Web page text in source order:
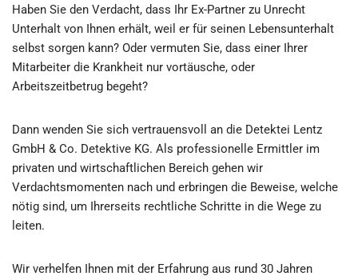
Haben Sie den Verdacht, dass Ihr Ex-Partner zu Unrecht
Unterhalt von Ihnen erhält, weil er für seinen Lebensunterhalt
selbst sorgen kann? Oder vermuten Sie, dass einer Ihrer
Mitarbeiter die Krankheit nur vortäusche, oder
Arbeitszeitbetrug begeht?
Dann wenden Sie sich vertrauensvoll an die Detektei Lentz
GmbH & Co. Detektive KG. Als professionelle Ermittler im
privaten und wirtschaftlichen Bereich gehen wir
Verdachtsmomenten nach und erbringen die Beweise, welche
nötig sind, um Ihrerseits rechtliche Schritte in die Wege zu
leiten.
Wir verhelfen Ihnen mit der Erfahrung aus rund 30 Jahren